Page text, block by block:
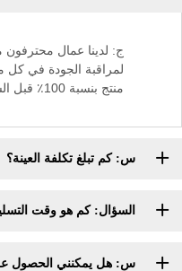
ج: لدينا عمال
لمراقبة الجودة في
منتج بنسبة 100٪ قبل الشحن.
س: كم تبلغ تكلفة العينة؟
السؤال: كم هو وقت
س: هل يمكنني الحصول